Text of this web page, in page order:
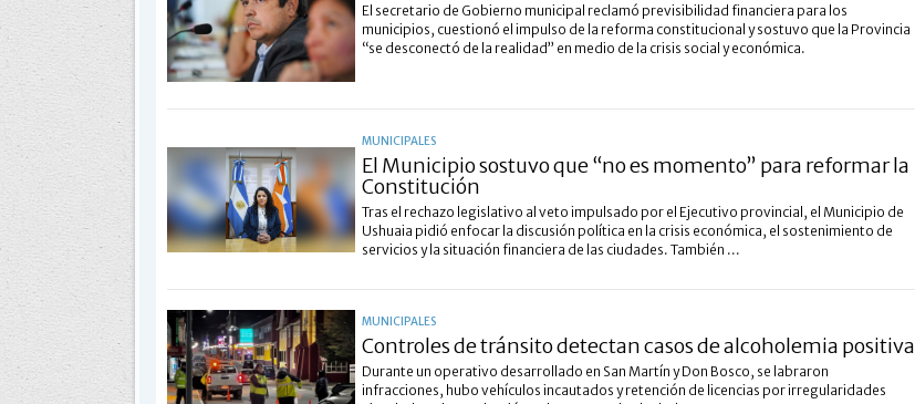
El secretario de Gobierno municipal reclamó previsibilidad financiera para los
municipios, cuestionó el impulso de la reforma constitucional y sostuvo que la Provincia
“se desconectó de la realidad” en medio de la crisis social y económica.
MUNICIPALES
El Municipio sostuvo que “no es momento” para reformar la
Constitución
Tras el rechazo legislativo al veto impulsado por el Ejecutivo provincial, el Municipio de
Ushuaia pidió enfocar la discusión política en la crisis económica, el sostenimiento de
servicios y la situación financiera de las ciudades. También ...
MUNICIPALES
Controles de tránsito detectan casos de alcoholemia positiva
Durante un operativo desarrollado en San Martín y Don Bosco, se labraron
infracciones, hubo vehículos incautados y retención de licencias por irregularidades